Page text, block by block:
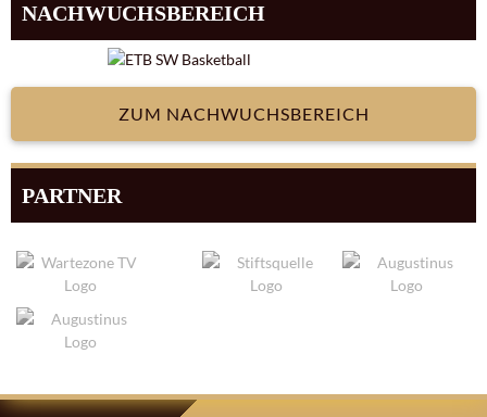
NACHWUCHSBEREICH
ZUM NACHWUCHSBEREICH
PARTNER